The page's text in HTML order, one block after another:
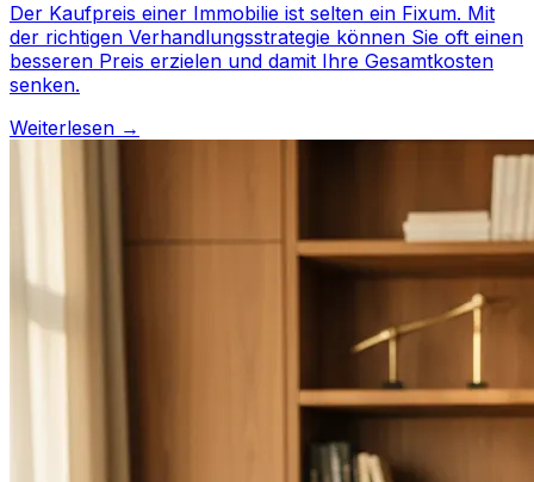
Der Kaufpreis einer Immobilie ist selten ein Fixum. Mit
der richtigen Verhandlungsstrategie können Sie oft einen
besseren Preis erzielen und damit Ihre Gesamtkosten
senken.
Weiterlesen →